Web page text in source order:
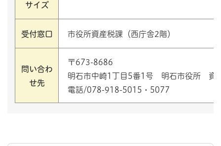
サイズ
受付窓口 市役所資産税課（西庁舎2階）
問い合わ
せ先
〒673-8686
明石市中崎1丁目5番1号 明石市役所 資
電話/078-918-5015・5077